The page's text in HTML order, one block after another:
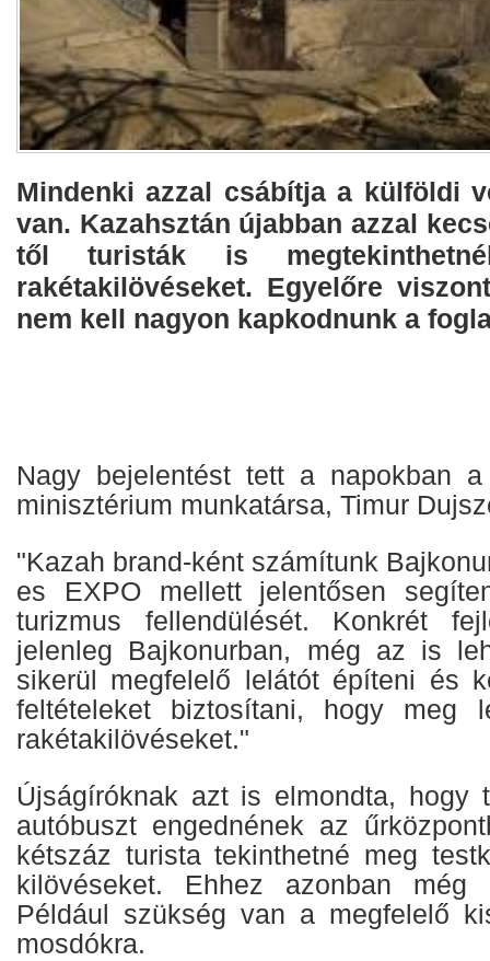
Mindenki azzal csábítja a külföldi
van. Kazahsztán újabban azzal
től turisták is
rakétakilövéseket. Egyelőre
nem kell nagyon kapkodnunk a
Nagy bejelentést tett a napokban
minisztérium munkatársa, Timur
"Kazah brand-ként számítunk
es EXPO mellett jelentősen
turizmus fellendülését. Konkrét
jelenleg Bajkonurban, még az is
sikerül megfelelő lelátót építeni és
feltételeket biztosítani, hogy meg
rakétakilövéseket."
Újságíróknak azt is elmondta, hogy
autóbuszt engednének az
kétszáz turista tekinthetné meg
kilövéseket. Ehhez azonban
Például szükség van a megfelelő
mosdókra.